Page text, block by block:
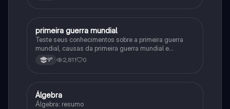
História
primeira guerra mundial
Teste seus conhecimentos sobre a primeira guerra
mundial, causas da primeira guerra mundial e
consequências da Primeira Guerra Mundial, fases da
primeira guerra mundial
9° 2,811 0
Matematica
Álgebra
Álgebra: resumo